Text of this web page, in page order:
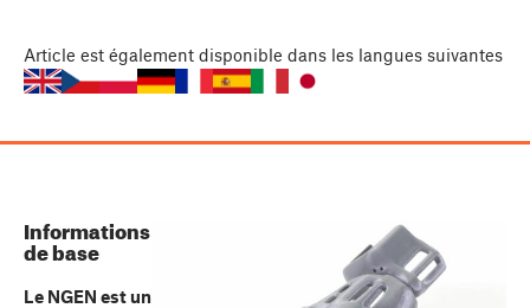
Article est également disponible dans les langues suivantes
Informations
de base
Le NGEN est un